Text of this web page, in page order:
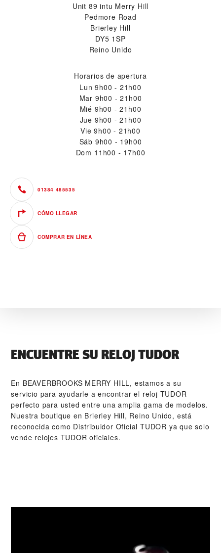
Unit 89 intu Merry Hill
Pedmore Road
Brierley Hill
DY5 1SP
Reino Unido
Horarios de apertura
Lun 9h00 - 21h00
Mar 9h00 - 21h00
Mié 9h00 - 21h00
Jue 9h00 - 21h00
Vie 9h00 - 21h00
Sáb 9h00 - 19h00
Dom 11h00 - 17h00
01384 485535
CÓMO LLEGAR
COMPRAR EN LÍNEA
ENCUENTRE SU RELOJ TUDOR
En ‭BEAVERBROOKS MERRY HILL‬, estamos a su
servicio para ayudarle a encontrar el reloj TUDOR
perfecto para usted entre una amplia gama de modelos.
Nuestra boutique en Brierley Hill, Reino Unido, está
reconocida como Distribuidor Oficial TUDOR ya que solo
vende relojes TUDOR oficiales.